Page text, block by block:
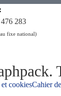
283
fixe national)
cookiesCahier